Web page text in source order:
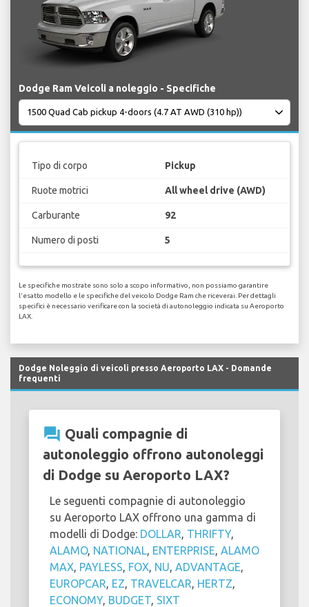
Dodge Ram Veicoli a noleggio - Specifiche
Tipo di corpo Pickup
Ruote motrici All wheel drive (AWD)
Carburante 92
Numero di posti 5
Le specifiche mostrate sono solo a scopo informativo, non possiamo garantire
l'esatto modello e le specifiche del veicolo Dodge Ram che riceverai. Per dettagli
specifici è necessario verificare con la società di autonoleggio indicata su Aeroporto
LAX.
Dodge Noleggio di veicoli presso Aeroporto LAX - Domande
frequenti
question_answer Quali compagnie di
autonoleggio offrono autonoleggi
di Dodge su Aeroporto LAX?
Le seguenti compagnie di autonoleggio
su Aeroporto LAX offrono una gamma di
modelli di Dodge: DOLLAR THRIFTY,
ALAMO, NATIONAL ENTERPRISE ALAMO
MAX PAYLESS FOX NU ADVANTAGE
EUROPCAR EZ TRAVELCAR HERTZ
ECONOMY, BUDGET SIXT